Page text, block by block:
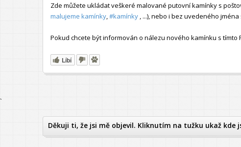
Zde můžete ukládat veškeré malované putovní kamínky s
malujeme kamínky #kamínky , ...), nebo i bez uvedeného
Pokud chcete být informován o nálezu nového kamínku s
Líbí
`
Děkuji ti, že jsi mě objevil. Kliknutím na tužku ukaž kde